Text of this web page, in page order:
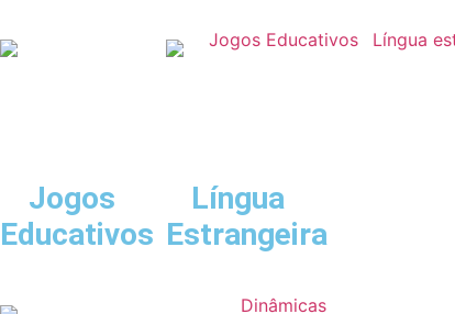
Jogos
Educativos
Língua
Estrangeira